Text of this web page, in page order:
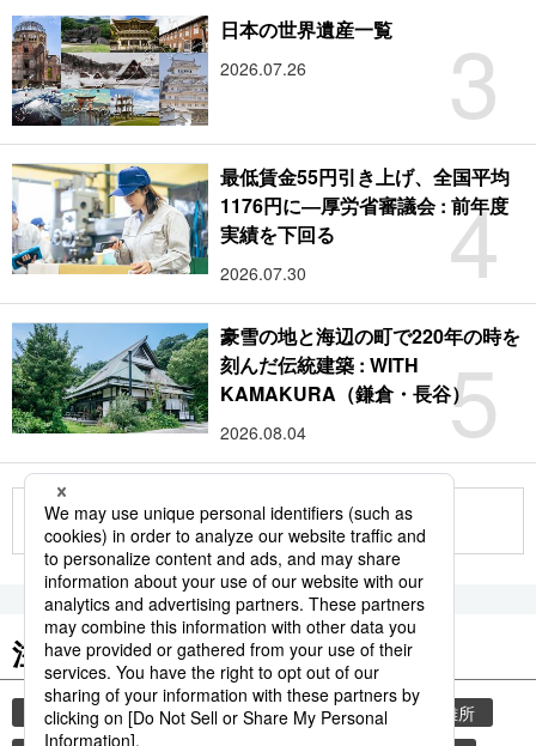
3
日本の世界遺産一覧
2026.07.26
4
最低賃金55円引き上げ、全国平均
1176円に―厚労省審議会 : 前年度
実績を下回る
2026.07.30
5
豪雪の地と海辺の町で220年の時を
刻んだ伝統建築 : WITH
KAMAKURA（鎌倉・長谷）
2026.08.04
もっと見る
注目のキーワード
共同通信ニュース 気象・災害 災害
避難所